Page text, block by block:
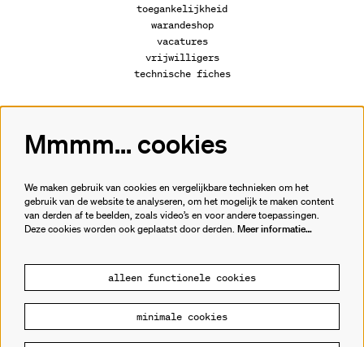
toegankelijkheid
warandeshop
vacatures
vrijwilligers
technische fiches
Volg ons
Meld je aan voor de nieuwsbrief.
© Cultuurhuis de Warande
Mmmm... cookies
We maken gebruik van cookies en vergelijkbare technieken om het
gebruik van de website te analyseren, om het mogelijk te maken content
van derden af te beelden, zoals video’s en voor andere toepassingen.
Deze cookies worden ook geplaatst door derden. Meer informatie…
alleen functionele cookies
minimale cookies